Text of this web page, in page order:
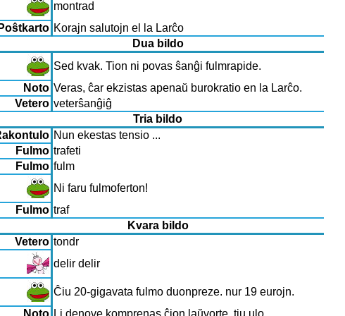
montrad
Korajn salutojn el la Larĉo
Dua bildo
Sed kvak. Tion ni povas ŝanĝi fulmrapide.
Noto Veras, ĉar ekzistas apenaŭ burokratio en la Larĉo.
Vetero veterŝanĝiĝ
Tria bildo
Nun ekestas tensio ...
Fulmo trafeti
Fulmo fulm
Ni faru fulmoferton!
Fulmo traf
Kvara bildo
Vetero tondr
delir delir
Ĉiu 20-gigavata fulmo duonpreze. nur 19 eurojn.
Noto
Li denove komprenas ĉion laŭvorte, tiu ulo.